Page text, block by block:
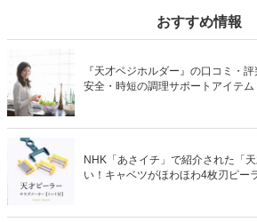
おすすめ情報
『天才ベジホルダー』の口コミ・
安全・時短の調理サポートアイテム
NHK「あさイチ」で紹介された「
い！キャベツがほわほわ4枚刃ピー